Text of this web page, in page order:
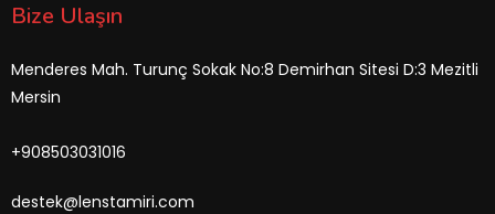
Bize Ulaşın
Menderes Mah. Turunç Sokak No:8 Demirhan Sitesi D:3 Mezitli
Mersin
+908503031016
destek@lenstamiri.com